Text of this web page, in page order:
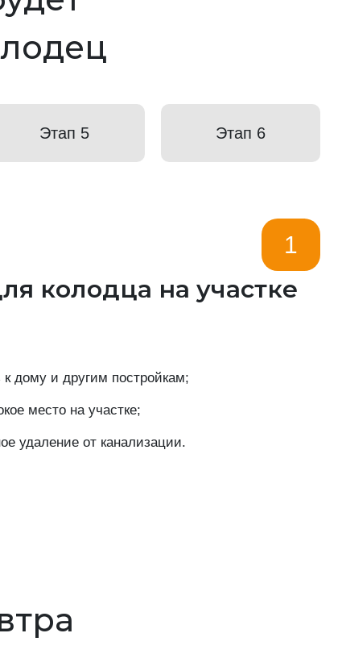
Этап 5 Этап 6
1
колодца на участке
дому и другим постройкам;
место на участке;
удаление от канализации.